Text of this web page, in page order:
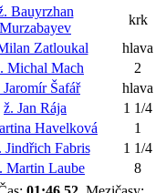
Bauyrzhan
Murzabayev
krk
Zatloukal hlava
Michal Mach 2
Jaromír Šafář hlava
ž. Jan Rája 1 1/4
Havelková 1
Jindřich Fabris 1 1/4
Martin Laube 8